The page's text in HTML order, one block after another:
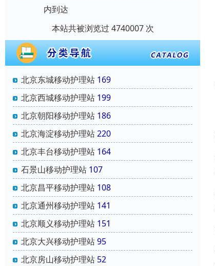
内到达
本站共被浏览过 4740007 次
北京东城移动护理站 169
北京西城移动护理站 199
北京朝阳移动护理站 186
北京海淀移动护理站220
北京丰台移动护理站 164
石景山移动护理站 107
北京昌平移动护理站 108
北京通州移动护理站 141
北京顺义移动护理站 151
北京大兴移动护理站95
北京房山移动护理站 52